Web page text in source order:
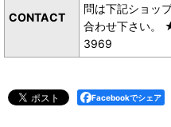
CONTACT
問は下記ショッ
合わせ下さい。
3969
Facebookでシェア